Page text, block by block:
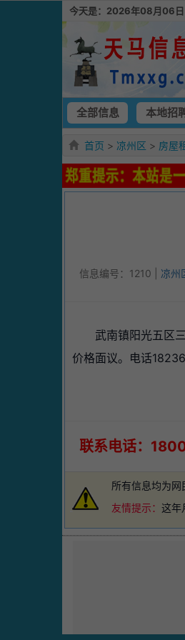
今天是：2026年08月06
全部信息 本地招
首页 > 凉州区 > 房屋
信息编号：1210 | 凉州
武南镇阳光五区
价格面议。电话
联系电话：
所有信息均为网
友情提示： 这年